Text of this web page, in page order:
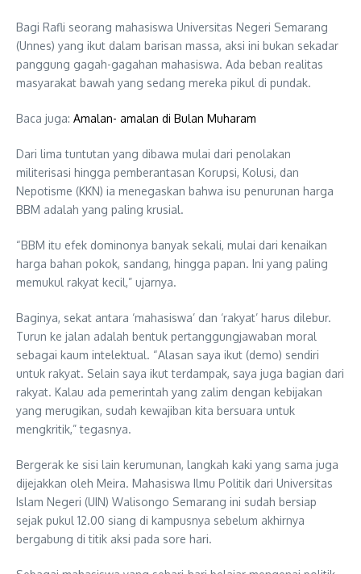
Bagi Rafli seorang mahasiswa Universitas Negeri Semarang
(Unnes) yang ikut dalam barisan massa, aksi ini bukan sekadar
panggung gagah-gagahan mahasiswa. Ada beban realitas
masyarakat bawah yang sedang mereka pikul di pundak.
Baca juga: Amalan- amalan di Bulan Muharam
Dari lima tuntutan yang dibawa mulai dari penolakan
militerisasi hingga pemberantasan Korupsi, Kolusi, dan
Nepotisme (KKN) ia menegaskan bahwa isu penurunan harga
BBM adalah yang paling krusial.
“BBM itu efek dominonya banyak sekali, mulai dari kenaikan
harga bahan pokok, sandang, hingga papan. Ini yang paling
memukul rakyat kecil,” ujarnya.
Baginya, sekat antara ‘mahasiswa’ dan ‘rakyat’ harus dilebur.
Turun ke jalan adalah bentuk pertanggungjawaban moral
sebagai kaum intelektual. “Alasan saya ikut (demo) sendiri
untuk rakyat. Selain saya ikut terdampak, saya juga bagian dari
rakyat. Kalau ada pemerintah yang zalim dengan kebijakan
yang merugikan, sudah kewajiban kita bersuara untuk
mengkritik,” tegasnya.
Bergerak ke sisi lain kerumunan, langkah kaki yang sama juga
dijejakkan oleh Meira. Mahasiswa Ilmu Politik dari Universitas
Islam Negeri (UIN) Walisongo Semarang ini sudah bersiap
sejak pukul 12.00 siang di kampusnya sebelum akhirnya
bergabung di titik aksi pada sore hari.